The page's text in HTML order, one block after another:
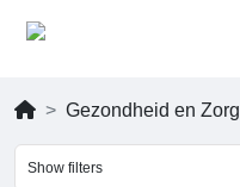
Gezondheid en Zorg
Show filters